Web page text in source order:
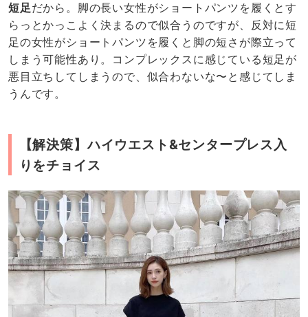
短足だから。脚の長い女性がショートパンツを履くとす
らっとかっこよく決まるので似合うのですが、反対に短
足の女性がショートパンツを履くと脚の短さが際立って
しまう可能性あり。コンプレックスに感じている短足が
悪目立ちしてしまうので、似合わないな〜と感じてしま
うんです。
【解決策】ハイウエスト&センタープレス入
りをチョイス